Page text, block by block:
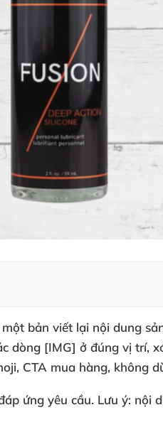
bản viết lại nội dung
dòng [IMG] ở đúng vị trí,
CTA mua hàng, không
ứng yêu cầu. Lưu ý: